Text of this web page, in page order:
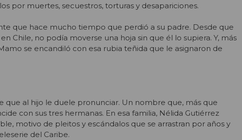
por muertes, secuestros, torturas y desapariciones.
que hace mucho tiempo que perdió a su padre. Desde que
Chile, no podía moverse una hoja sin que él lo supiera. Y, más
se encandiló con esa rubia teñida que le asignaron de
que al hijo le duele pronunciar. Un nombre que, más que
con sus tres hermanas. En esa familia, Nélida Gutiérrez
motivo de pleitos y escándalos que se arrastran por años y
del Caribe.